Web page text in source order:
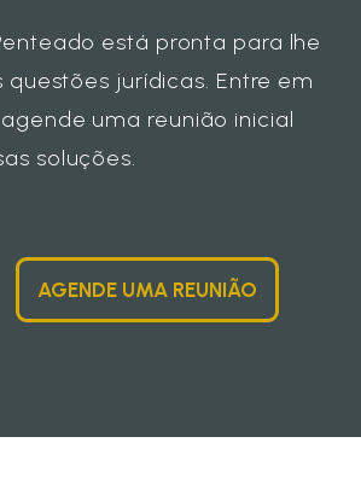
está pronta para lhe
jurídicas. Entre em
uma reunião inicial
soluções.
AGENDE UMA REUNIÃO